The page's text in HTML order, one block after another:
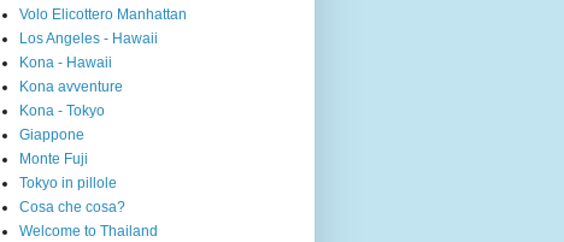
Volo Elicottero Manhattan
Los Angeles - Hawaii
Kona - Hawaii
Kona avventure
Kona - Tokyo
Giappone
Monte Fuji
Tokyo in pillole
Cosa che cosa?
Welcome to Thailand